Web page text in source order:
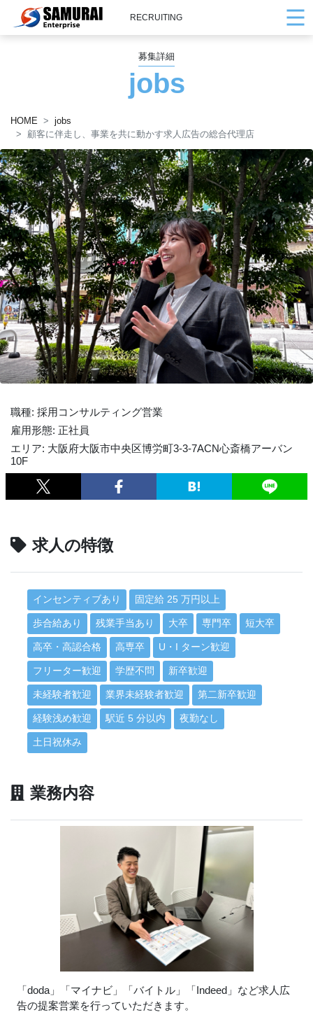
RECRUITING
募集詳細
jobs
HOME
jobs
顧客に伴走し、事業を共に動かす求人広告の総合代理店
職種: 採用コンサルティング営業
雇用形態: 正社員
エリア: 大阪府大阪市中央区博労町3-3-7ACN心斎橋アーバン
10F
求人の特徴
インセンティブあり 固定給 25 万円以上
歩合給あり 残業手当あり 大卒 専門卒 短大卒
高卒・高認合格 高専卒 U・I ターン歓迎
フリーター歓迎 学歴不問 新卒歓迎
未経験者歓迎 業界未経験者歓迎 第二新卒歓迎
経験浅め歓迎 駅近 5 分以内 夜勤なし
土日祝休み
業務内容
「doda」「マイナビ」「バイトル」「Indeed」など求人広
告の提案営業を行っていただきます。